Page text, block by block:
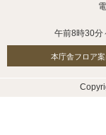
午前8時30分
本庁舎フロア案